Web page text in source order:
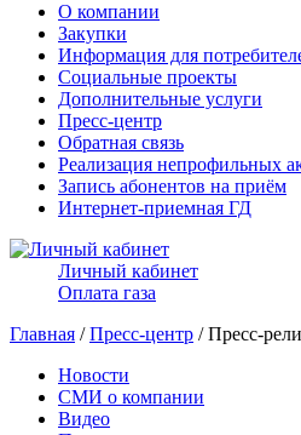
О компании
Закупки
Информация для
Социальные проекты
Дополнительные услуги
Пресс-центр
Обратная связь
Реализация непрофильных
Запись абонентов на приём
Интернет-приемная ГД
Личный кабинет
Оплата газа
Главная /Пресс-центр / Пресс-
Новости
СМИ о компании
Видео